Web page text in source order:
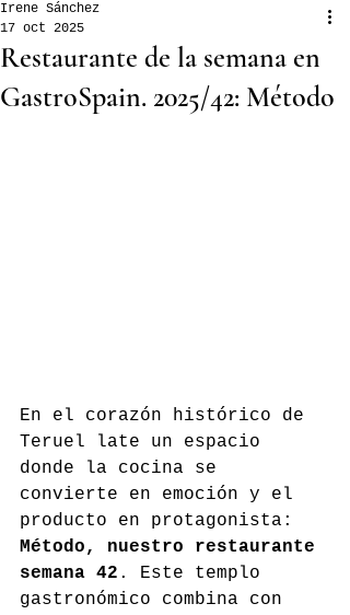
Restaurante de la semana en
GastroSpain. 2025/42: Método
Irene Sánchez
17 oct 2025
En el corazón histórico de
Teruel late un espacio
donde la cocina se
convierte en emoción y el
producto en protagonista:
Método, nuestro restaurante
semana 42 . Este templo
gastronómico combina con